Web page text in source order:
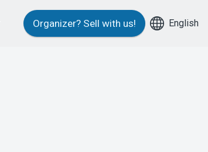
Organizer? Sell with us! English